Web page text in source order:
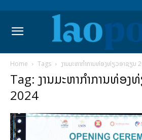
Home Tags ງານມະຫາກໍາການທ່ອງທ່ຽວອາຊຽນ
Tag: ງານມະຫາກໍາການທ່ອງ
2024